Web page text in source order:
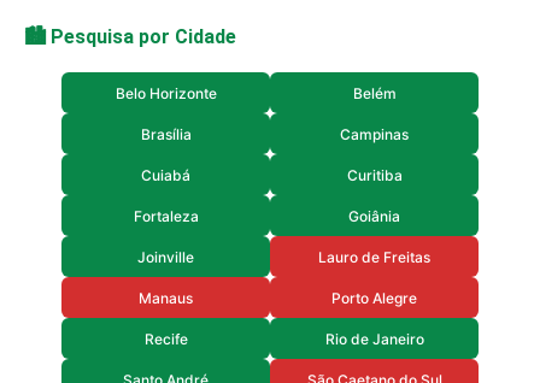
🏙️ Pesquisa por Cidade
Belo Horizonte Belém
Brasília Campinas
Cuiabá Curitiba
Fortaleza Goiânia
Joinville Lauro de Freitas
Manaus Porto Alegre
Recife Rio de Janeiro
Santo André São Caetano do Sul